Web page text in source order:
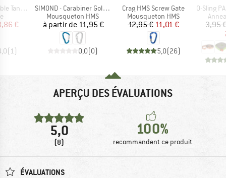
group
réduit
€
(1 )
Article
SIMOND - Carabiner Goliath Screw
Product group
Mousqueton HMS
Prix
à partir de 11,95 €
0,0(0)
Article
Crag HMS Screw Gate
Product group
Mousqueton HMS
Prix
12,95 €Prix réduit
11,01 €
5,0(26)
Article
O-Sling PAD 16
3,95
APERÇU DES ÉVALUATIONS
5,0
(8)
100%
recommandent ce produit
ÉVALUATIONS